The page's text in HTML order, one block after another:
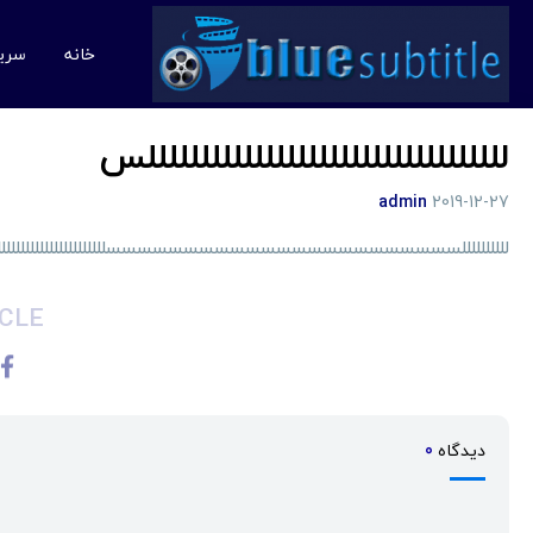
خانه
للللللللللللللللللللللللللللللللللس
admin 2019-12-27
دیدگاه 0